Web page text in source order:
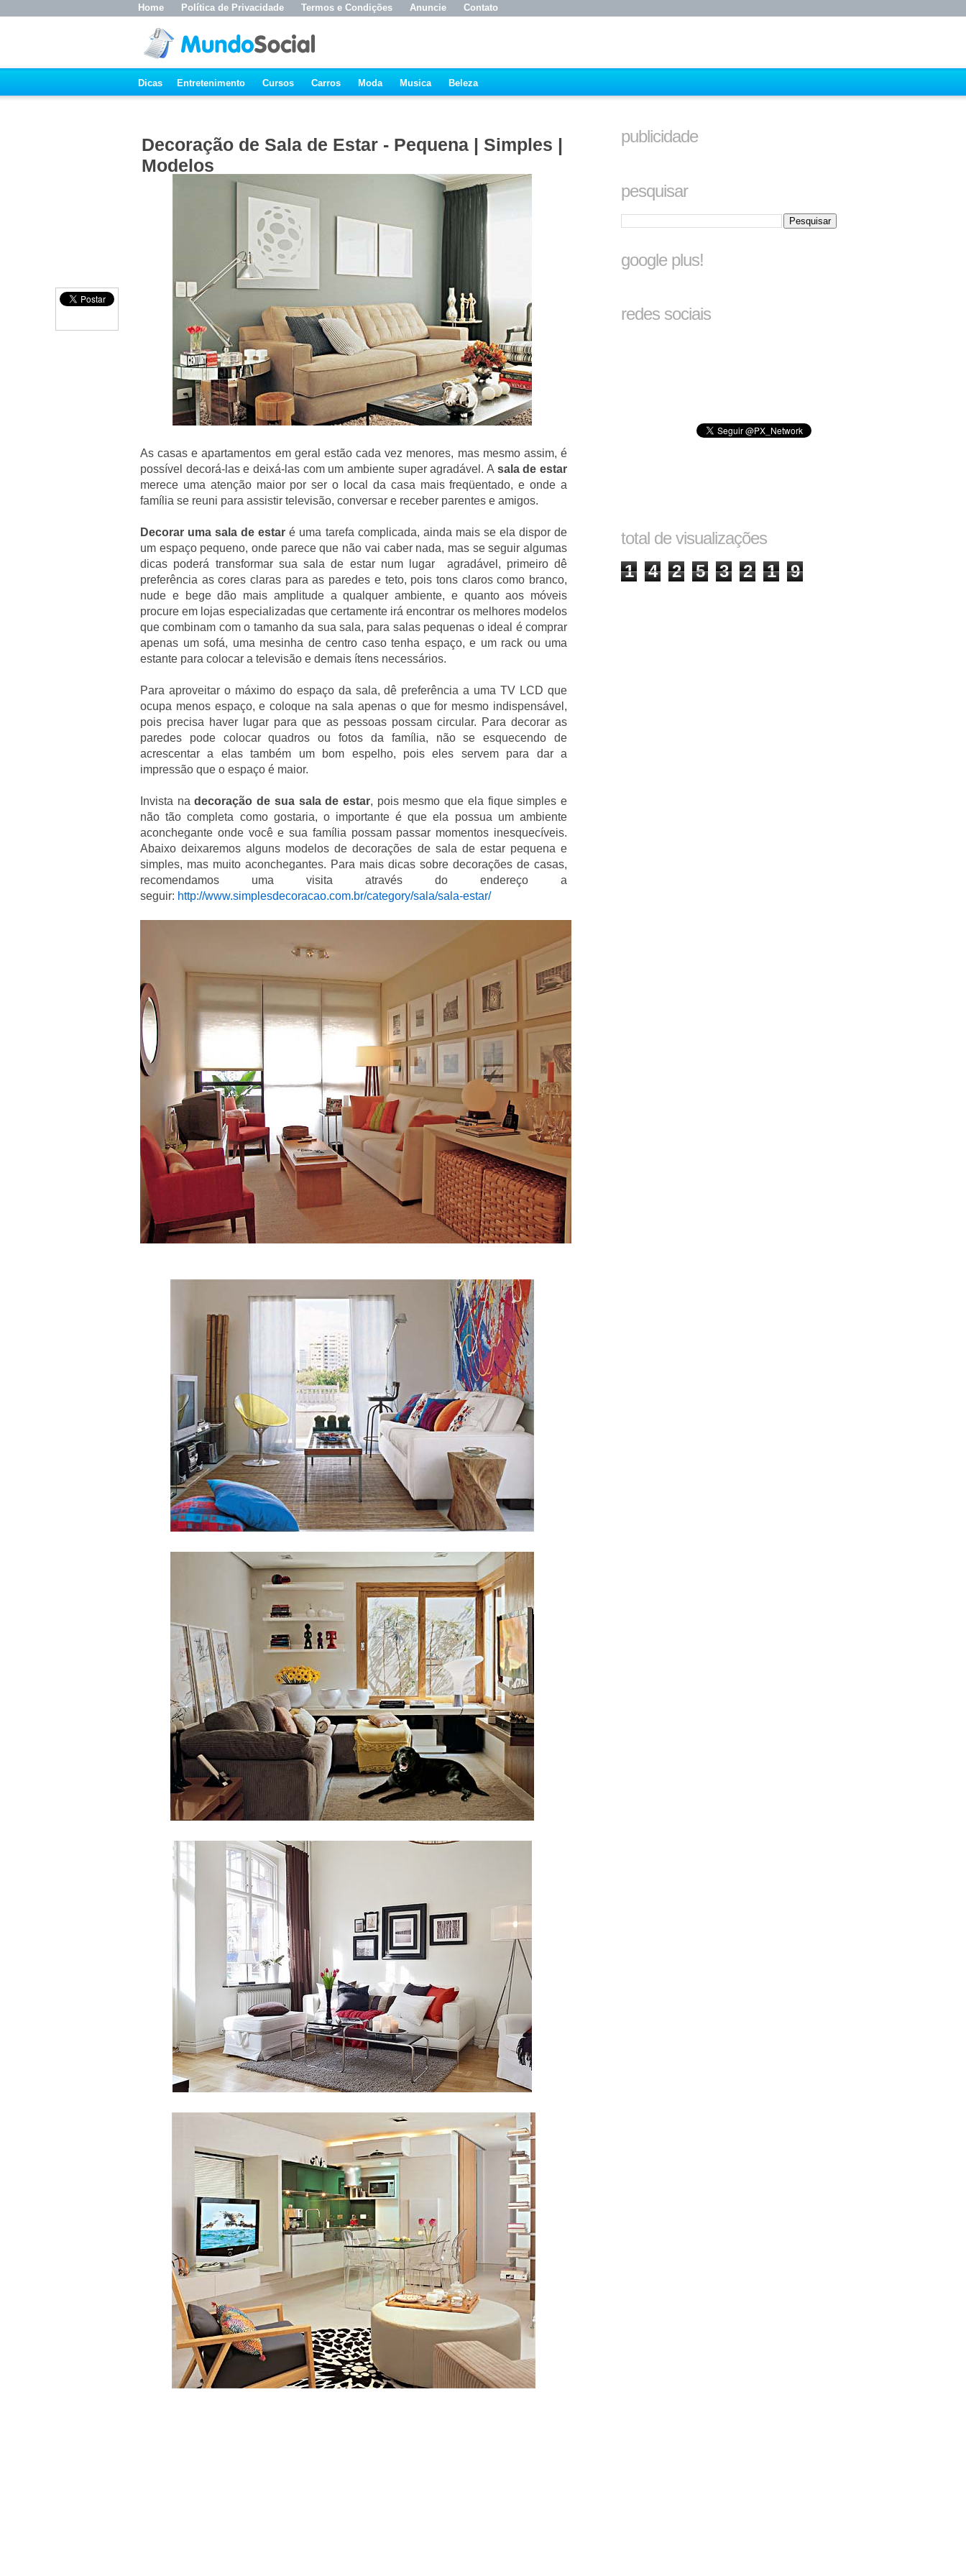
Home Política de Privacidade Termos e Condições Anuncie Contato
Dicas Entretenimento Cursos Carros Moda Musica Beleza
Decoração de Sala de Estar - Pequena | Simples |
Modelos
As casas e apartamentos em geral estão cada vez menores, mas mesmo assim, é
possível decorá-las e deixá-las com um ambiente super agradável. A sala de estar
merece uma atenção maior por ser o local da casa mais freqüentado, e onde a
família se reuni para assistir televisão, conversar e receber parentes e amigos.
Decorar uma sala de estar é uma tarefa complicada, ainda mais se ela dispor de
um espaço pequeno, onde parece que não vai caber nada, mas se seguir algumas
dicas poderá transformar sua sala de estar num lugar agradável, primeiro dê
preferência as cores claras para as paredes e teto, pois tons claros como branco,
nude e bege dão mais amplitude a qualquer ambiente, e quanto aos móveis
procure em lojas especializadas que certamente irá encontrar os melhores modelos
que combinam com o tamanho da sua sala, para salas pequenas o ideal é comprar
apenas um sofá, uma mesinha de centro caso tenha espaço, e um rack ou uma
estante para colocar a televisão e demais ítens necessários.
Para aproveitar o máximo do espaço da sala, dê preferência a uma TV LCD que
ocupa menos espaço, e coloque na sala apenas o que for mesmo indispensável,
pois precisa haver lugar para que as pessoas possam circular. Para decorar as
paredes pode colocar quadros ou fotos da família, não se esquecendo de
acrescentar a elas também um bom espelho, pois eles servem para dar a
impressão que o espaço é maior.
Invista nadecoração de sua sala de estar, pois mesmo que ela fique simples e
não tão completa como gostaria, o importante é que ela possua um ambiente
aconchegante onde você e sua família possam passar momentos inesquecíveis.
Abaixo deixaremos alguns modelos de decorações de sala de estar pequena e
simples, mas muito aconchegantes. Para mais dicas sobre decorações de casas,
recomendamos uma visita através do endereço a
seguir: http://www.simplesdecoracao.com.br/category/sala/sala-estar/
publicidade
pesquisar
google plus!
redes sociais
total de visualizações
1
4 2 5 3 2 1 9